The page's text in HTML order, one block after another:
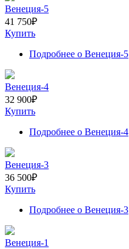
Венеция-5
41 750₽
Купить
Подробнее о Венеция-5
Венеция-4
32 900₽
Купить
Подробнее о Венеция-4
Венеция-3
36 500₽
Купить
Подробнее о Венеция-3
Венеция-1